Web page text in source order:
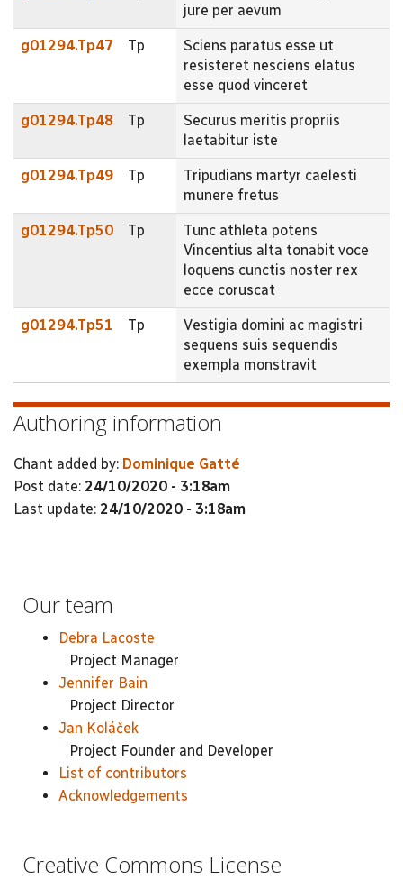
jure per aevum
g01294.Tp47 Tp
Sciens paratus esse ut
resisteret nesciens elatus
esse quod vinceret
g01294.Tp48 Tp
Securus meritis propriis
laetabitur iste
g01294.Tp49 Tp
Tripudians martyr caelesti
munere fretus
g01294.Tp50 Tp
Tunc athleta potens
Vincentius alta tonabit voce
loquens cunctis noster rex
ecce coruscat
g01294.Tp51 Tp
Vestigia domini ac magistri
sequens suis sequendis
exempla monstravit
Authoring information
Chant added by: Dominique Gatté
Post date: 24/10/2020 - 3:18am
Last update: 24/10/2020 - 3:18am
Our team
Debra Lacoste
Project Manager
Jennifer Bain
Project Director
Jan Koláček
Project Founder and Developer
List of contributors
Acknowledgements
Creative Commons License